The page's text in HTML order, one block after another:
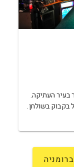
בעיר העתיקה.
בקבוק בשולחן.